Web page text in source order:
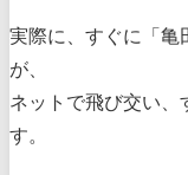
実際に、すぐに「亀
が、
ネットで飛び交い、
す。